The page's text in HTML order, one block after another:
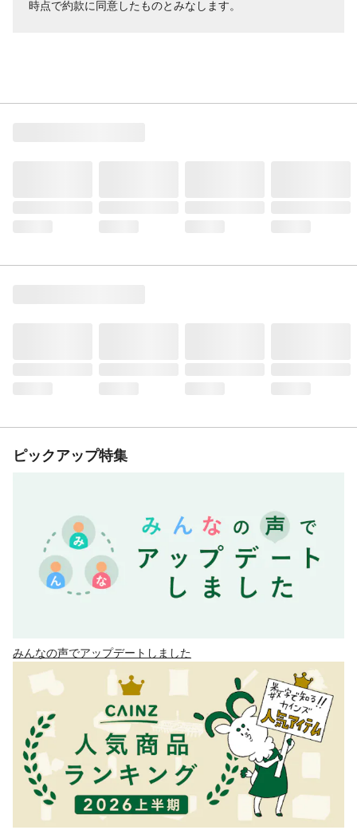
時点で約款に同意したものとみなします。
ピックアップ特集
みんなの声でアップデートしました